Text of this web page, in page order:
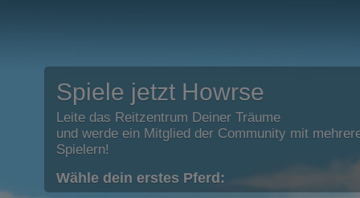
Spiele jetzt Howrse
Leite das Reitzentrum Deiner Träume
und werde ein Mitglied der Community mit
Spielern!
Wähle dein erstes Pferd: